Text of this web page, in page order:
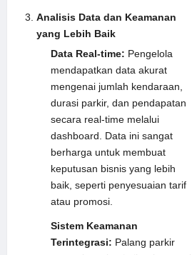
Analisis Data dan Keamanan
yang Lebih Baik
Data Real-time: Pengelola
mendapatkan data akurat
mengenai jumlah kendaraan,
durasi parkir, dan pendapatan
secara real-time melalui
dashboard. Data ini sangat
berharga untuk membuat
keputusan bisnis yang lebih
baik, seperti penyesuaian tarif
atau promosi.
Sistem Keamanan
Terintegrasi: Palang parkir